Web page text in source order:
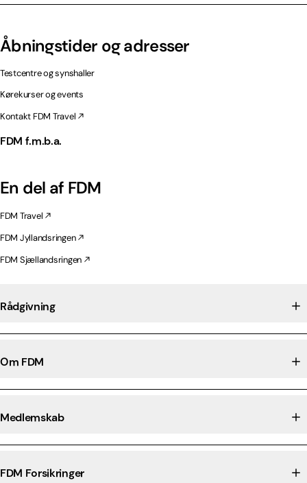
Åbningstider og adresser
Testcentre og synshaller
Kørekurser og events
Kontakt FDM Travel
FDM f.m.b.a.
En del af FDM
FDM Travel
FDM Jyllandsringen
FDM Sjællandsringen
Rådgivning
Om FDM
Medlemskab
FDM Forsikringer